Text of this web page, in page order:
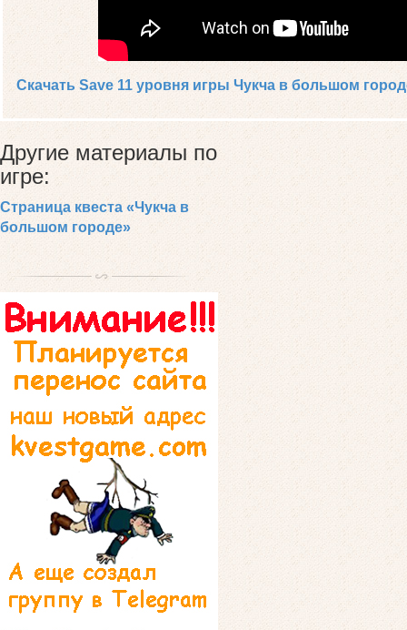
Скачать Save 11 уровня игры Чукча в большом
Другие материалы по
игре:
Страница квеста «Чукча в
большом городе»